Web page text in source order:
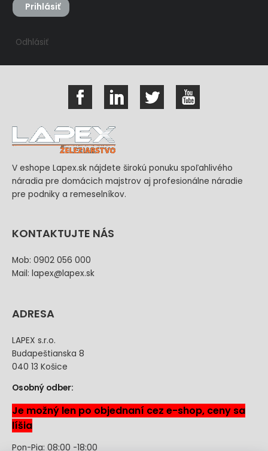
Prihlásiť
Odhlásiť
V eshope Lapex.sk nájdete širokú ponuku spoľahlivého
náradia pre domácich majstrov aj profesionálne náradie
pre podniky a remeselníkov.
KONTAKTUJTE NÁS
Mob: 0902 056 000
Mail: lapex@lapex.sk
ADRESA
LAPEX s.r.o.
Budapeštianska 8
040 13 Košice
Osobný odber:
Je možný len po objednaní cez e-shop, ceny sa
líšia
Pon-Pia: 08:00 -18:00